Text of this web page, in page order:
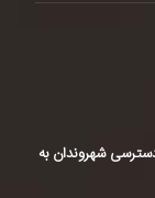
شهروندان به